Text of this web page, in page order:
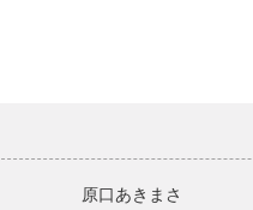
原口あきまさ